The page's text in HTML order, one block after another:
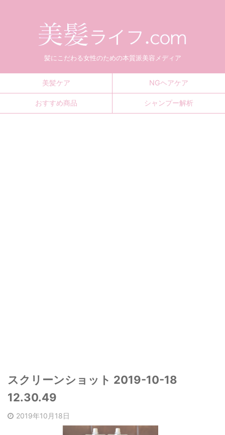
髪にこだわる女性のための本質派美容メディア
美髪ケア NGヘアケア
おすすめ商品 シャンプー解析
スクリーンショット 2019-10-18
12.30.49
2019年10月18日